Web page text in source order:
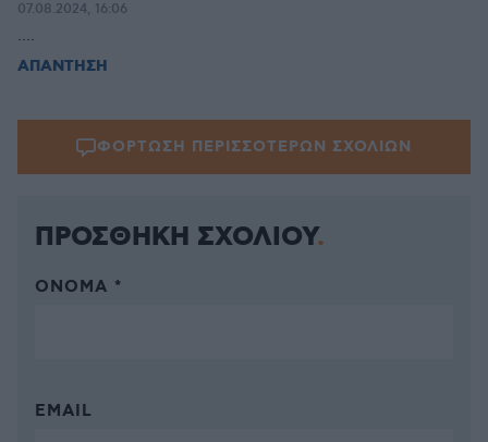
07.08.2024, 16:06
....
ΑΠΑΝΤΗΣΗ
ΦΟΡΤΩΣΗ ΠΕΡΙΣΣΟΤΕΡΩΝ ΣΧΟΛΙΩΝ
ΠΡΟΣΘΗΚΗ ΣΧΟΛΙΟΥ
ΌΝΟΜΑ *
EMAIL